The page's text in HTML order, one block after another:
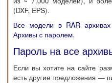
(DXF, EPS).
Все модели в RAR
Архивы с паролем.
Пароль на все
Если вы хотите на сайте
есть другие предложения —